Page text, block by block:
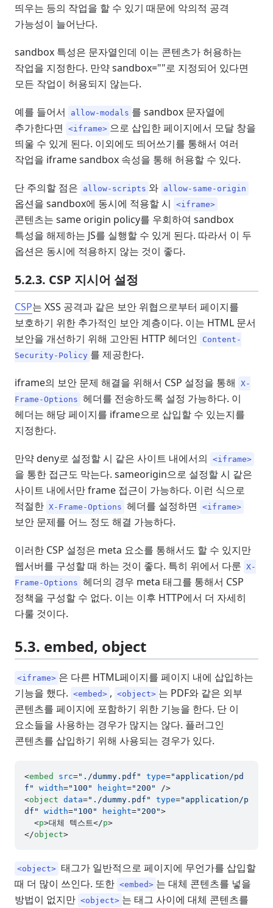
띄우는 등의 작업을 할 수 있기 때문에 악의적 공격
가능성이 늘어난다.
sandbox 특성은 문자열인데 이는 콘텐츠가 허용하는
작업을 지정한다. 만약 sandbox=""로 지정되어 있다면
모든 작업이 허용되지 않는다.
예를 들어서 allow-modals 를 sandbox 문자열에
추가한다면
<iframe> 으로 삽입한 페이지에서 모달 창을
띄울 수 있게 된다. 이외에도 띄어쓰기를 통해서 여러
작업을 iframe sandbox 속성을 통해 허용할 수 있다.
단 주의할 점은 allow-scripts 와 allow-same-origin
옵션을 sandbox에 동시에 적용할 시 <iframe>
콘텐츠는 same origin policy를 우회하여 sandbox
특성을 해제하는 JS를 실행할 수 있게 된다. 따라서 이 두
옵션은 동시에 적용하지 않는 것이 좋다.
5.2.3. CSP 지시어 설정
CSP는 XSS 공격과 같은 보안 위협으로부터 페이지를
보호하기 위한 추가적인 보안 계층이다. 이는 HTML 문서
보안을 개선하기 위해 고안된 HTTP 헤더인
Content-
Security-Policy 를 제공한다.
iframe의 보안 문제 해결을 위해서 CSP 설정을 통해
X-
Frame-Options 헤더를 전송하도록 설정 가능하다. 이
헤더는 해당 페이지를 iframe으로 삽입할 수 있는지를
지정한다.
만약 deny로 설정할 시 같은 사이트 내에서의 <iframe>
을 통한 접근도 막는다. sameorigin으로 설정할 시 같은
사이트 내에서만 frame 접근이 가능하다. 이런 식으로
적절한 X-Frame-Options 헤더를 설정하면 <iframe>
보안 문제를 어느 정도 해결 가능하다.
이러한 CSP 설정은 meta 요소를 통해서도 할 수 있지만
웹서버를 구성할 때 하는 것이 좋다. 특히 위에서 다룬 X-
Frame-Options 헤더의 경우 meta 태그를 통해서 CSP
정책을 구성할 수 없다. 이는 이후 HTTP에서 더 자세히
다룰 것이다.
5.3. embed, object
<iframe> 은 다른 HTML페이지를 페이지 내에 삽입하는
기능을 했다. <embed> , <object> 는 PDF와 같은 외부
콘텐츠를 페이지에 포함하기 위한 기능을 한다. 단 이
요소들을 사용하는 경우가 많지는 않다. 플러그인
콘텐츠를 삽입하기 위해 사용되는 경우가 있다.
<embed src="./dummy.pdf" type="application/pd
f"
width="100" height="200"
/>
<object data="./dummy.pdf" type="application/p
df"
width="100" height="200">
<p>대체 텍스트</p>
</object>
<object> 태그가 일반적으로 페이지에 무언가를 삽입할
때 더 많이 쓰인다. 또한 <embed> 는 대체 콘텐츠를 넣을
방법이 없지만 <object> 는 태그 사이에 대체 콘텐츠를